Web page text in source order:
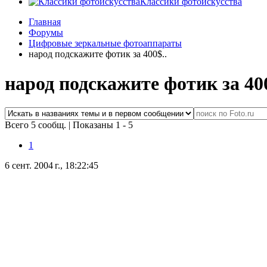
Главная
Форумы
Цифровые зеркальные фотоаппараты
народ подскажите фотик за 400$..
народ подскажите фотик за
Всего 5 сообщ. | Показаны 1 - 5
1
6 сент. 2004 г., 18:22:45